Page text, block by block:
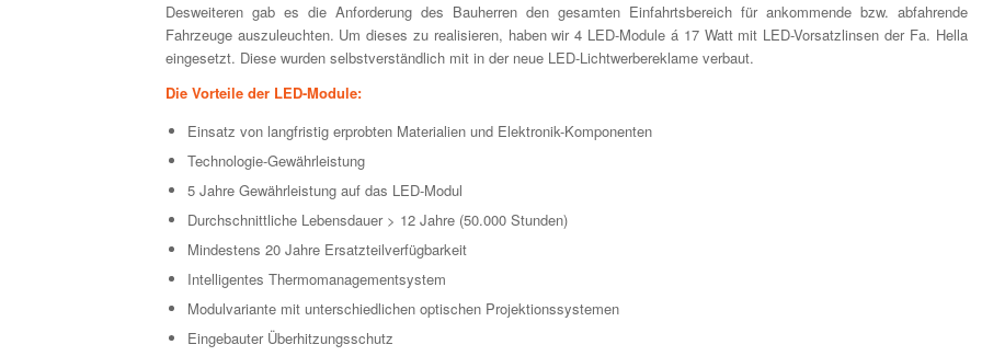
Desweiteren gab es die Anforderung des Bauherren den gesamten Einfahrtsbereich für ankommende bzw. abfahrende
Fahrzeuge auszuleuchten. Um dieses zu realisieren, haben wir 4 LED-Module á 17 Watt mit LED-Vorsatzlinsen der Fa. Hella
eingesetzt. Diese wurden selbstverständlich mit in der neue LED-Lichtwerbereklame verbaut.
Die Vorteile der LED-Module:
Einsatz von langfristig erprobten Materialien und Elektronik-Komponenten
Technologie-Gewährleistung
5 Jahre Gewährleistung auf das LED-Modul
Durchschnittliche Lebensdauer > 12 Jahre (50.000 Stunden)
Mindestens 20 Jahre Ersatzteilverfügbarkeit
Intelligentes Thermomanagementsystem
Modulvariante mit unterschiedlichen optischen Projektionssystemen
Eingebauter Überhitzungsschutz